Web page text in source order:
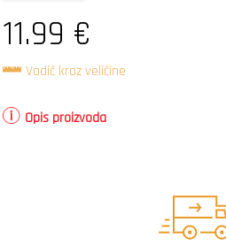
11.99 €
Vodič kroz veličine
Opis proizvoda